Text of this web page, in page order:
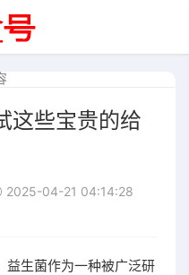
这些宝贵的给
2025-04-21 04:14:28
益生菌作为一种被广泛研